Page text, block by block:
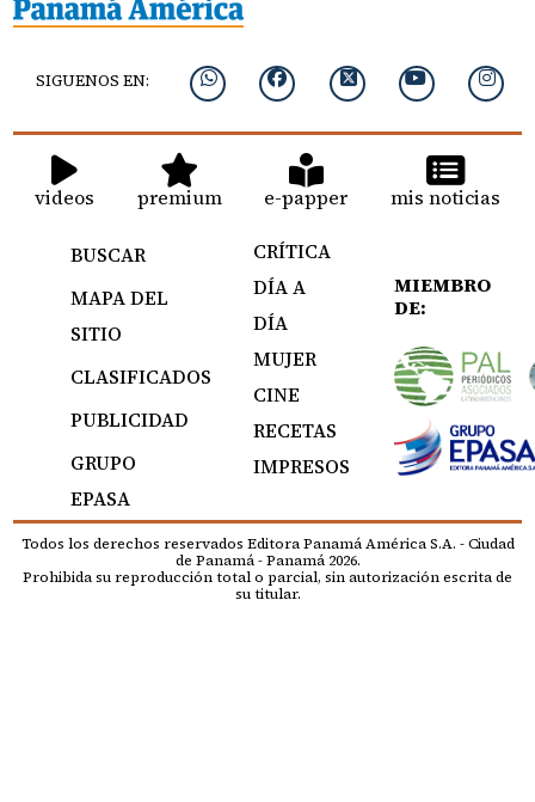
SIGUENOS EN:
videos premium e-papper mis noticias
BUSCAR
MAPA DEL
SITIO
CLASIFICADOS
PUBLICIDAD
GRUPO
EPASA
CRÍTICA
DÍA A
DÍA
MUJER
CINE
RECETAS
IMPRESOS
MIEMBRO
DE:
Todos los derechos reservados Editora Panamá América S.A. - Ciudad
de Panamá - Panamá 2026.
Prohibida su reproducción total o parcial, sin autorización escrita de
su titular.